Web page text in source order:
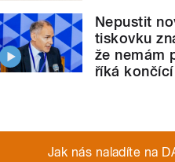
Nepustit
tiskovku
že nemám
říká
Jak nás naladíte na